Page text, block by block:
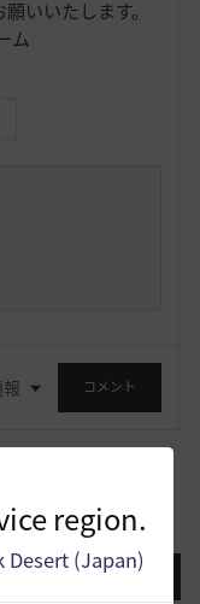
region.
Desert (Japan)
いいたします。
ム
コメント
話題順